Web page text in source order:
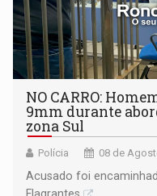
NO CARRO:
9mm durante
zona Sul
Polícia 08 de
Acusado foi